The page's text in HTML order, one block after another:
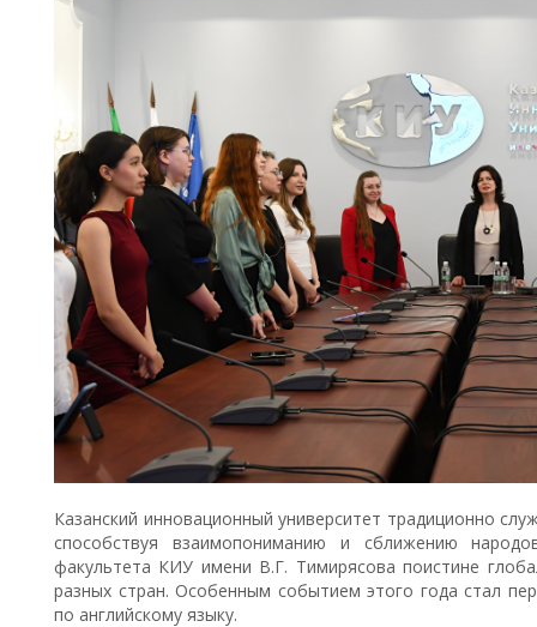
Казанский инновационный университет традиционно
способствуя взаимопониманию и сближению
факультета КИУ имени В.Г. Тимирясова поистине
разных стран. Особенным событием этого года стал
по английскому языку.